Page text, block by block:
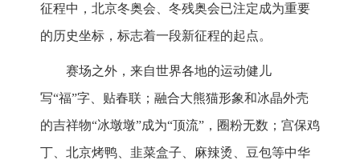
征程中，北京冬奥会、冬残奥会已注定成为重要
的历史坐标，标志着一段新征程的起点。
赛场之外，来自世界各地的运动健儿
写“福”字、贴春联；融合大熊猫形象和冰晶外壳
的吉祥物“冰墩墩”成为“顶流”，圈粉无数；宫保鸡
丁、北京烤鸭、韭菜盒子、麻辣烫、豆包等中华